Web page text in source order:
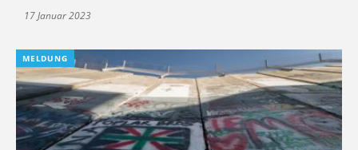
17 Januar 2023
MELDUNG